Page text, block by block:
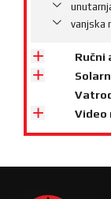
vanjska
Ručni
Video